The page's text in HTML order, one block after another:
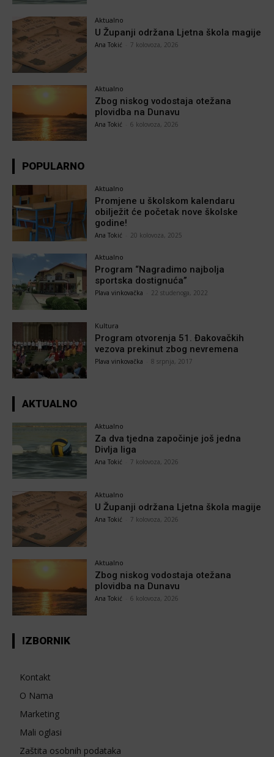
Aktualno
U Županji održana Ljetna škola magije
Ana Tokić 7 kolovoza, 2026
Aktualno
Zbog niskog vodostaja otežana
plovidba na Dunavu
Ana Tokić 6 kolovoza, 2026
POPULARNO
Aktualno
Promjene u školskom kalendaru
obilježit će početak nove školske
godine!
Ana Tokić 20 kolovoza, 2025
Aktualno
Program “Nagradimo najbolja
sportska dostignuća”
Plava vinkovačka 22 studenoga, 2022
Kultura
Program otvorenja 51. Đakovačkih
vezova prekinut zbog nevremena
Plava vinkovačka 8 srpnja, 2017
AKTUALNO
Aktualno
Za dva tjedna započinje još jedna
Divlja liga
Ana Tokić 7 kolovoza, 2026
Aktualno
U Županji održana Ljetna škola magije
Ana Tokić 7 kolovoza, 2026
Aktualno
Zbog niskog vodostaja otežana
plovidba na Dunavu
Ana Tokić 6 kolovoza, 2026
IZBORNIK
Kontakt
O Nama
Marketing
Mali oglasi
Zaštita osobnih podataka